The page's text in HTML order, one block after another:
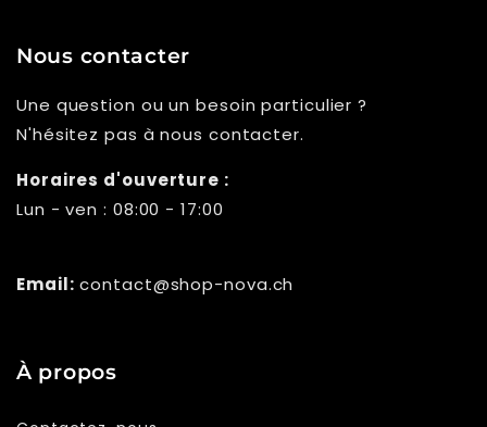
Nous contacter
Une question ou un besoin particulier ?
N'hésitez pas à nous contacter.
Horaires d'ouverture :
Lun - ven : 08:00 - 17:00
Email: contact@shop-nova.ch
À propos